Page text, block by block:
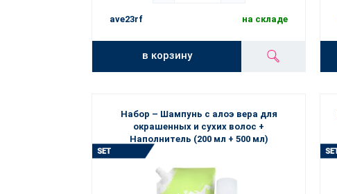
ave23rf на складе
в корзину
Набор – Шампунь с алоэ вера для
окрашенных и сухих волос +
Наполнитель (200 мл + 500 мл)